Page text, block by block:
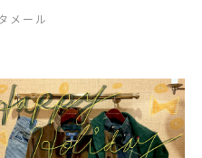
ョコラ」が夏限定のデ
メール